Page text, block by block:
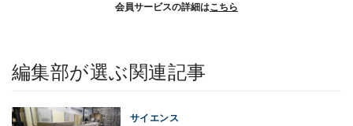
会員サービスの詳細はこちら
編集部が選ぶ関連記事
サイエンス